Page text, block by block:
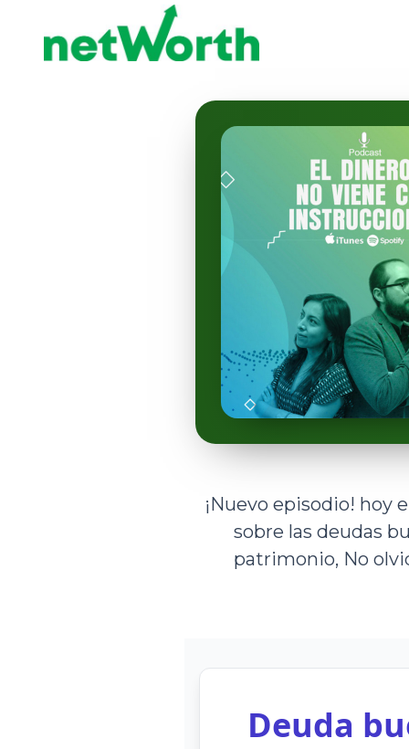
¡Nuevo episodio! hoy
sobre las deudas
patrimonio, No
Deuda